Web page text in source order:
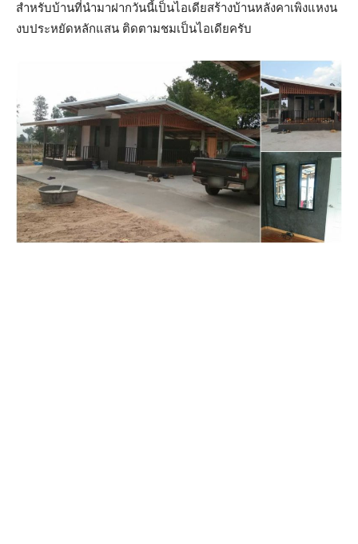
สำหรับบ้านที่นำมาฝากวันนี้เป็นไอเดียสร้างบ้านหลังคาเพิงแหงน
งบประหยัดหลักแสน ติดตามชมเป็นไอเดียครับ